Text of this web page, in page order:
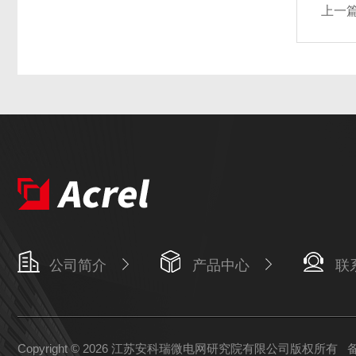
上一
公司简介 产品中心 联
Copyright © 2026 江苏安科瑞微电网研究院有限公司版权所有